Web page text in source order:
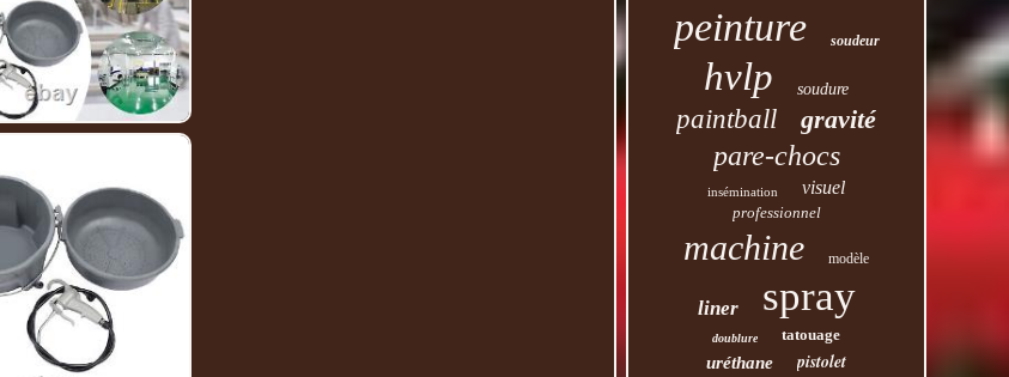
peinture soudeur
hvlp soudure
paintball gravité
pare-chocs
insémination visuel
professionnel
machine modèle
liner spray
doublure tatouage
uréthane pistolet